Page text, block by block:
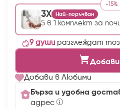
-15%
3X Най-поръчван
5 в 1 комплект за
9души разглеждат
Добави в Любими
Бърза и удобна
адрес